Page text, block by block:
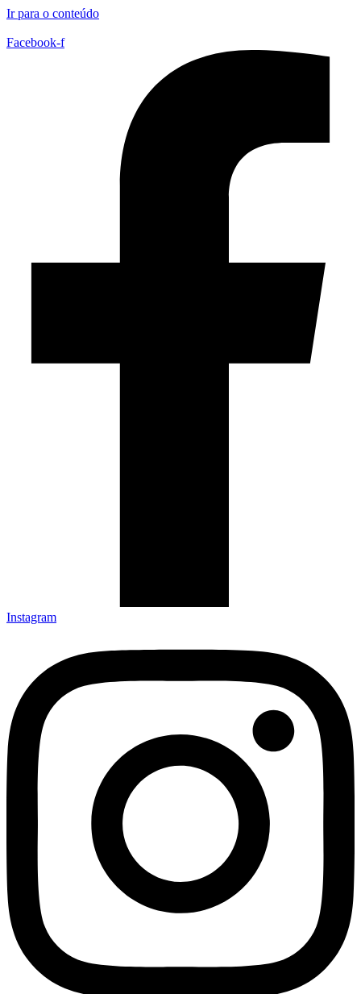
Ir para o conteúdo
Facebook-f
Instagram